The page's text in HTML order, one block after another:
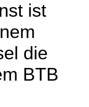
ist
die
BTB